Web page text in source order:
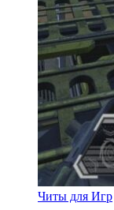
Читы для Игр